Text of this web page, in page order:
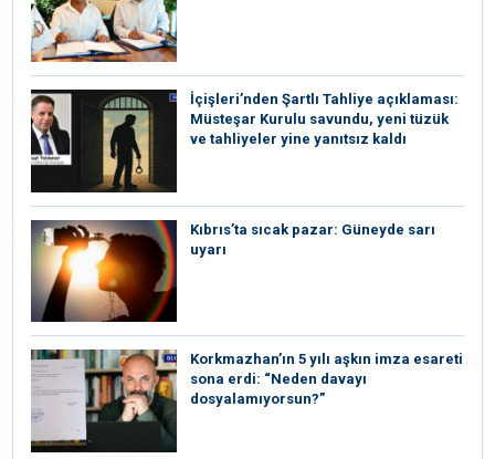
İçişleri’nden Şartlı Tahliye açıklaması:
Müsteşar Kurulu savundu, yeni tüzük
ve tahliyeler yine yanıtsız kaldı
Kıbrıs’ta sıcak pazar: Güneyde sarı
uyarı
Korkmazhan’ın 5 yılı aşkın imza esareti
sona erdi: “Neden davayı
dosyalamıyorsun?”